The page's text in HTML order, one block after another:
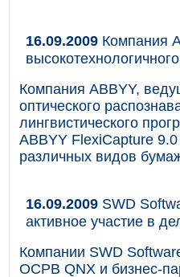
16.09.2009 Компания
Компания ABBYY,
оптического
лингвистического
ABBYY FlexiCapture
различных видов
16.09.2009 SWD
активное участие в
Компании SWD
ОСРВ QNX и бизнес-